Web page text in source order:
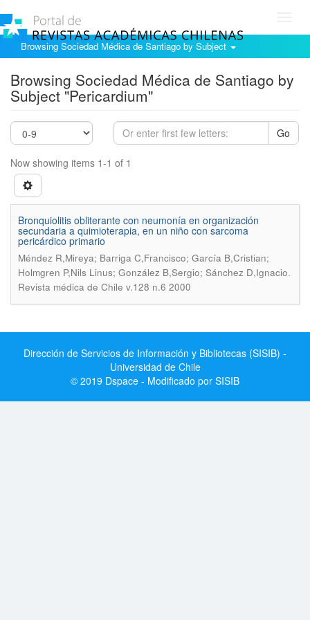
Browsing Sociedad Médica de Santiago by Subject
Browsing Sociedad Médica de Santiago by
Subject "Pericardium"
Go
Now showing items 1-1 of 1
Bronquiolitis obliterante con neumonía en organización
secundaria a quimioterapia, en un niño con sarcoma
pericárdico primario
Méndez R,Mireya; Barriga C,Francisco; García B,Cristian;
Holmgren P,Nils Linus; González B,Sergio; Sánchez D,Ignacio.
Revista médica de Chile v.128 n.6 2000
Dirección de Servicios de Información y Bibliotecas (SISIB) -
Universidad de Chile
© 2019 Dspace - Modificado por SISIB